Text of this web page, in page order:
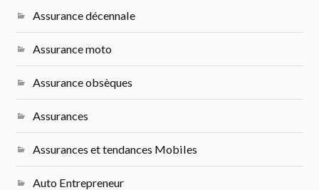
Assurance décennale
Assurance moto
Assurance obsèques
Assurances
Assurances et tendances Mobiles
Auto Entrepreneur